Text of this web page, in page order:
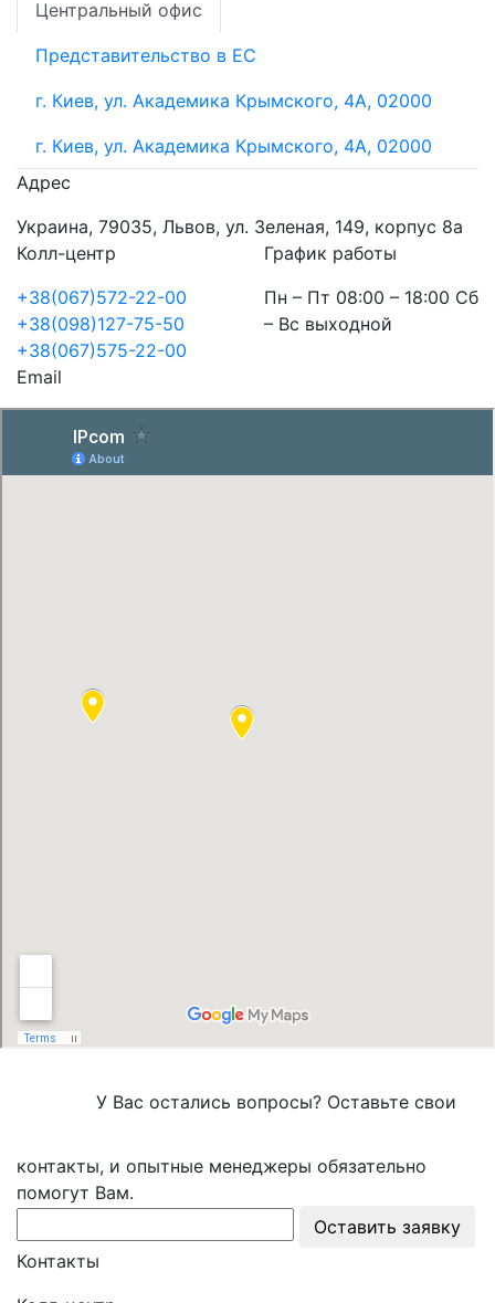
Центральный офис
Представительство в ЕС
г. Киев, ул. Академика Крымского, 4А, 02000
г. Киев, ул. Академика Крымского, 4А, 02000
Адрес
Украина, 79035, Львов, ул. Зеленая, 149, корпус 8а
Колл-центр
+38(067)572-22-00
+38(098)127-75-50
+38(067)575-22-00
График работы
Пн – Пт 08:00 – 18:00 Сб
– Вс выходной
Email
У Вас остались вопросы? Оставьте свои
контакты, и опытные менеджеры обязательно
помогут Вам.
Оставить заявку
Контакты